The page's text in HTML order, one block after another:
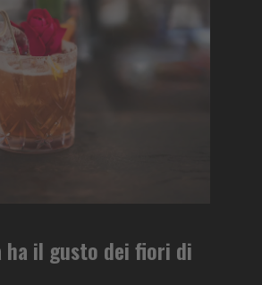
il gusto dei fiori di